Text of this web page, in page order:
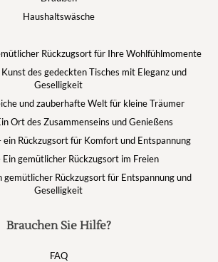
Brauchen Sie Hilfe?
FAQ
Haushaltswäsche
Rückzugsort für Ihre Wohlfühlmomente
des gedeckten Tisches mit Eleganz und
Geselligkeit
und zauberhafte Welt für kleine Träumer
Ort des Zusammenseins und Genießens
ein Rückzugsort für Komfort und Entspannung
Ein gemütlicher Rückzugsort im Freien
gemütlicher Rückzugsort für Entspannung und
Geselligkeit